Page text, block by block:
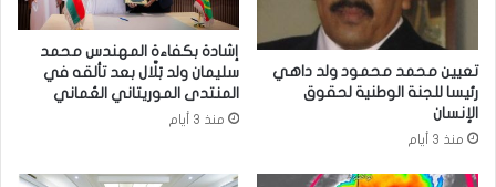
تعيين محمد محمود ولد داهي
رئيسا للجنة الوطنية لحقوق
الإنسان
منذ 3 أيام
إشادة بكفاءة المهندس محمد
سليمان ولد بَلَّال بعد تألقه في
المنتدى الموريتاني العُماني
منذ 3 أيام